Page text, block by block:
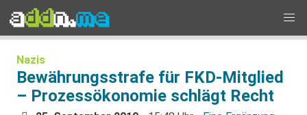
Nazis
Bewährungsstrafe für FKD-Mitglied
– Prozessökonomie schlägt Recht